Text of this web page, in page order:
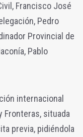
Francisco José
Pedro
Provincial de
Pablo
internacional
Fronteras, situada
previa, pidiéndola